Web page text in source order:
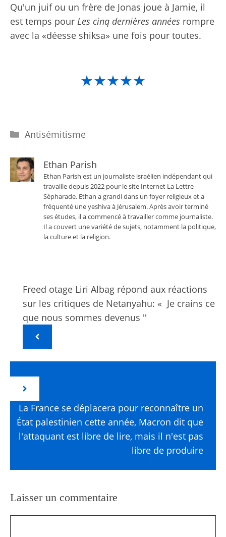
Qu'un juif ou un frère de Jonas joue à Jamie, il
est temps pour Les cinq dernières années rompre
avec la «déesse shiksa» une fois pour toutes.
★★★★★
Catégories
Antisémitisme
Ethan Parish
Ethan Parish est un journaliste israélien indépendant qui
travaille depuis 2022 pour le site Internet La Lettre
Sépharade. Ethan a grandi dans un foyer religieux et a
fréquenté une yeshiva à Jérusalem. Après avoir terminé
ses études, il a commencé à travailler comme journaliste.
Il a couvert une variété de sujets, notamment la politique,
la culture et la religion.
Freed otage Liri Albag répond aux réactions
sur les critiques de Netanyahu: « Je crains ce
que nous sommes devenus ''
La France se déplacera pour reconnaître un
État palestinien cette année, Macron dit que
l'attaquant est libre de lire, mais il n'est pas
libre de produire
Laisser un commentaire